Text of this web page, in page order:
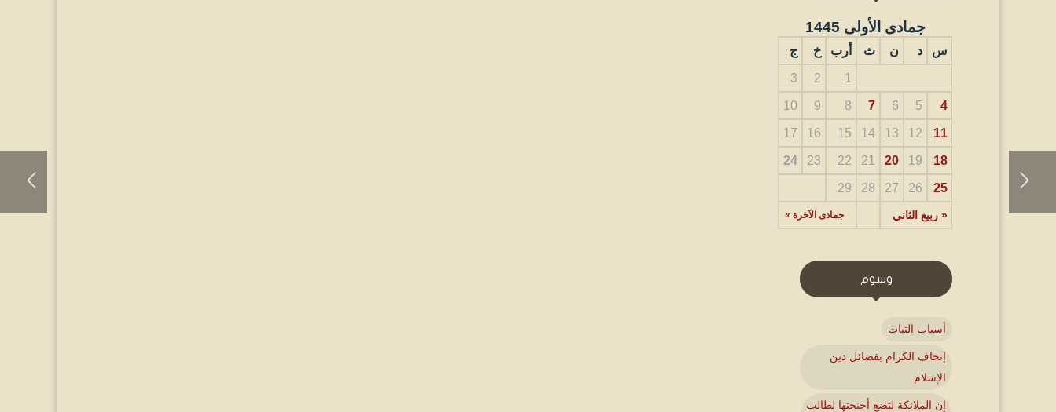
جمادى الأولى 1445
س د ن ث أرب خ ج
« ربيع الثاني جمادى الآخرة »
1
2
3
4
5
6
7
8
9
10
11
12
13
14
15
16
17
18
19
20
21
22
23
24
25
26
27
28
29
وسوم
أسباب الثبات
إتحاف الكرام بفضائل دين
الإسلام
إن الملائكة لتضع أجنحتها لطالب